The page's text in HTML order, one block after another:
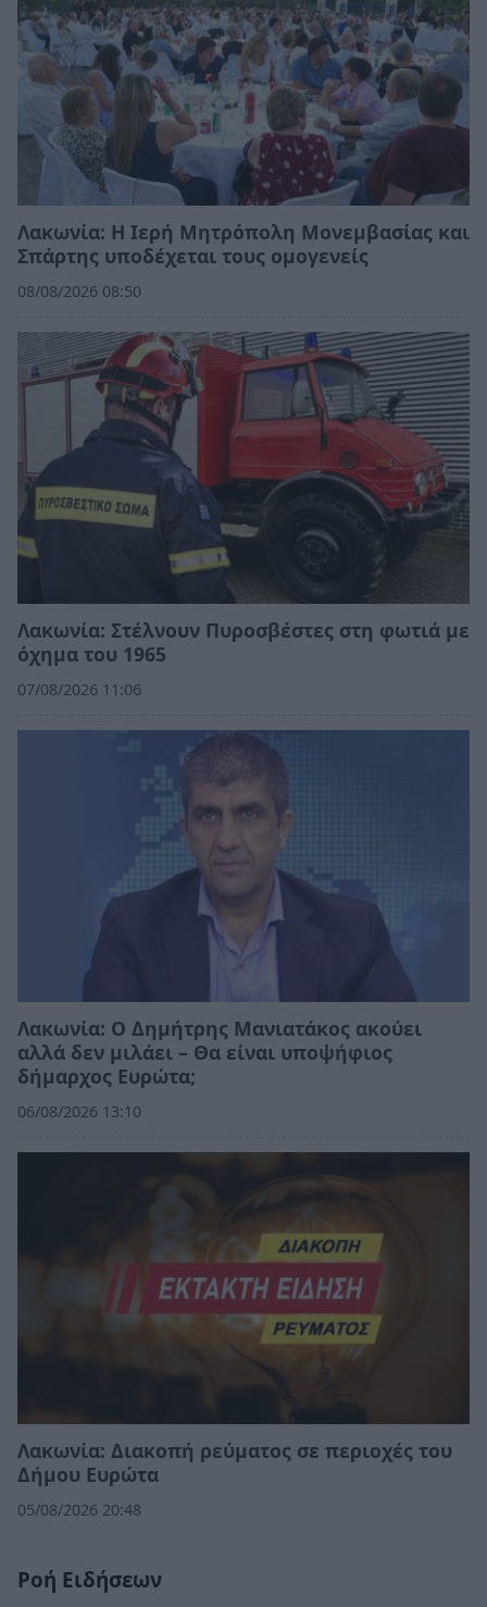
Λακωνία: Η Ιερή Μητρόπολη Μονεμβασίας και
Σπάρτης υποδέχεται τους ομογενείς
08/08/2026 08:50
Λακωνία: Στέλνουν Πυροσβέστες στη φωτιά με
όχημα του 1965
07/08/2026 11:06
Λακωνία: Ο Δημήτρης Μανιατάκος ακούει
αλλά δεν μιλάει – Θα είναι υποψήφιος
δήμαρχος Ευρώτα;
06/08/2026 13:10
Λακωνία: Διακοπή ρεύματος σε περιοχές του
Δήμου Ευρώτα
05/08/2026 20:48
Ροή Ειδήσεων